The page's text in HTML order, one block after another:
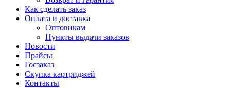
Как сделать заказ
Оплата и доставка
Оптовикам
Пункты выдачи заказов
Новости
Прайсы
Госзаказ
Скупка картриджей
Контакты